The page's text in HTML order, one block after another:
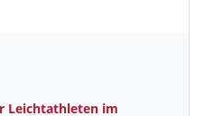
Leichtathleten im